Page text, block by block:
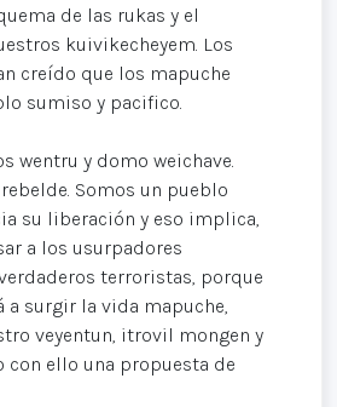
de las rukas y el
kuivikecheyem. Los
creído que los mapuche
sumiso y pacifico.
wentru y domo weichave.
Somos un pueblo
su liberación y eso implica,
a los usurpadores
terroristas, porque
a surgir la vida mapuche,
veyentun, itrovil mongen y
con ello una propuesta de